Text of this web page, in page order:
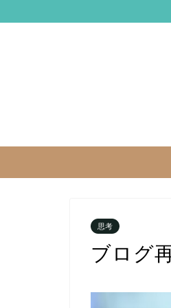
思考
ブログ